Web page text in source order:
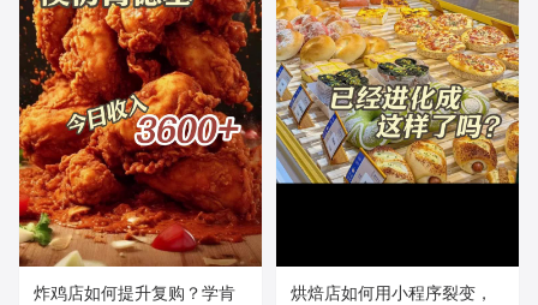
炸鸡店如何提升复购？学肯
烘焙店如何用小程序裂变，